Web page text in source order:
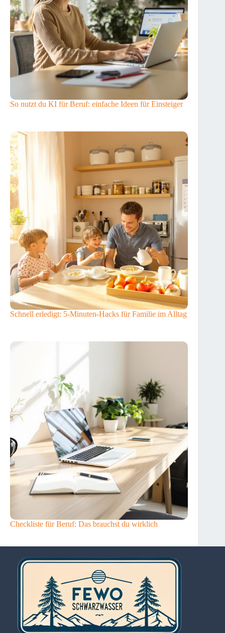
So nutzt du KI für Beruf: einfache Ideen für Einsteiger
Schnell erledigt: 5-Minuten-Hacks für Familie im Alltag
Checkliste für Beruf: Das brauchst du wirklich